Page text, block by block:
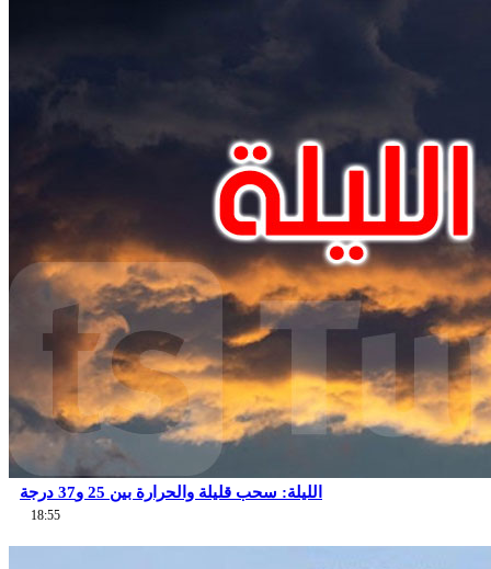
الليلة: سحب قليلة والحرارة بين 25 و37 درجة
18:55